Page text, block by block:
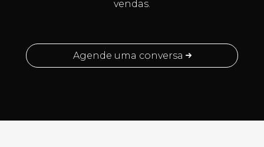
vendas.
Agende uma conversa